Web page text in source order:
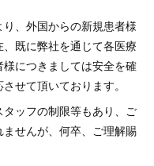
、外国からの新規患者様
既に弊社を通じて各医療
につきましては安全を確
せて頂いております。
ッフの制限等もあり、ご
せんが、何卒、ご理解賜